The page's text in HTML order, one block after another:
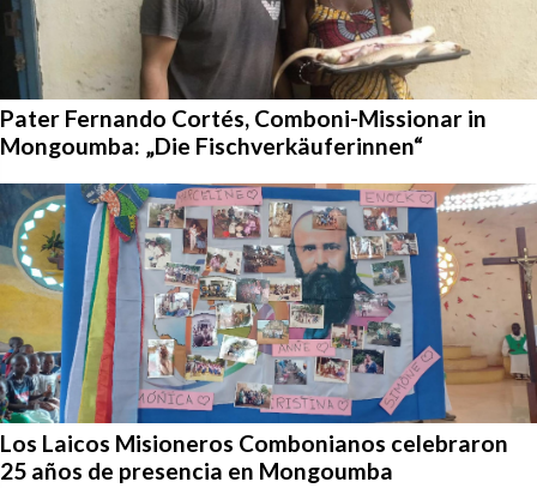
Pater Fernando Cortés, Comboni-Missionar in
Mongoumba: „Die Fischverkäuferinnen“
Los Laicos Misioneros Combonianos celebraron
25 años de presencia en Mongoumba